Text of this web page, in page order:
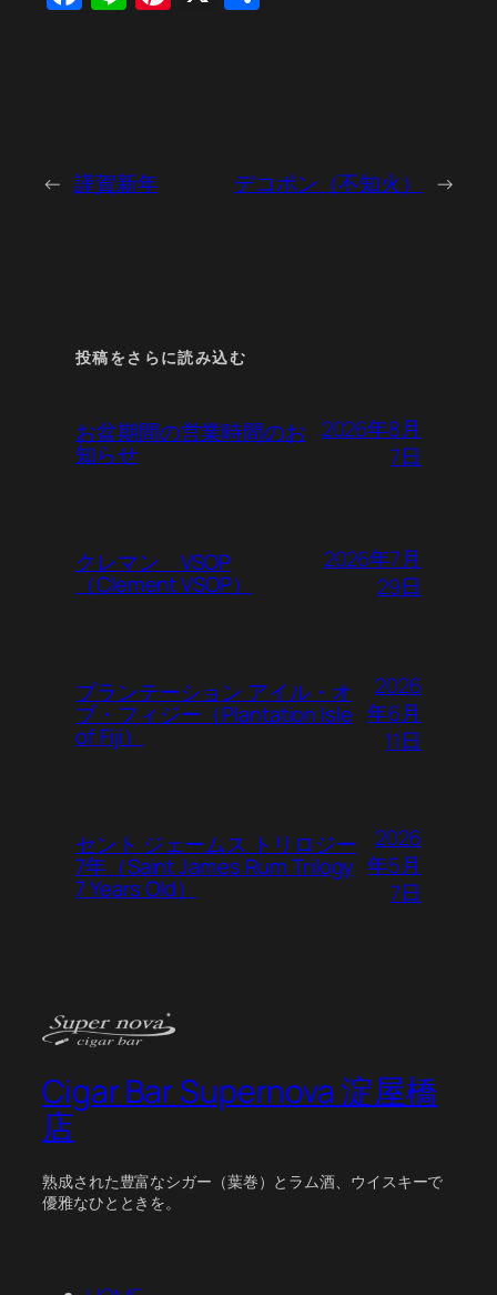
← 謹賀新年 デコポン（不知火） →
投稿をさらに読み込む
お盆期間の営業時間のお
知らせ
2026年8月
7日
クレマン VSOP
（Clement VSOP）
2026年7月
29日
プランテーション アイル・オ
ブ・フィジー（Plantation Isle
of Fiji）
2026
年6月
11日
セント ジェームス トリロジー
7年（Saint James Rum Trilogy
7 Years Old）
2026
年5月
7日
Cigar Bar Supernova 淀屋橋
店
熟成された豊富なシガー（葉巻）とラム酒、ウイスキーで
優雅なひとときを。